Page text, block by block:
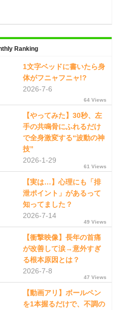
Ranking
1文字ベッドに書いたら身
体がフニャフニャ!?
2026-7-6
64 Views
【やってみた】30秒、左
手の共鳴骨にふれるだけ
で全身激変する“波動の神
技”
2026-1-29
61 Views
【実は…】心理にも「排
泄ポイント」があるって
知ってました？
2026-7-14
49 Views
【衝撃映像】長年の首痛
が改善して涙→意外すぎ
る根本原因とは？
2026-7-8
47 Views
【動画アリ】ボールペン
を1本握るだけで、不調の